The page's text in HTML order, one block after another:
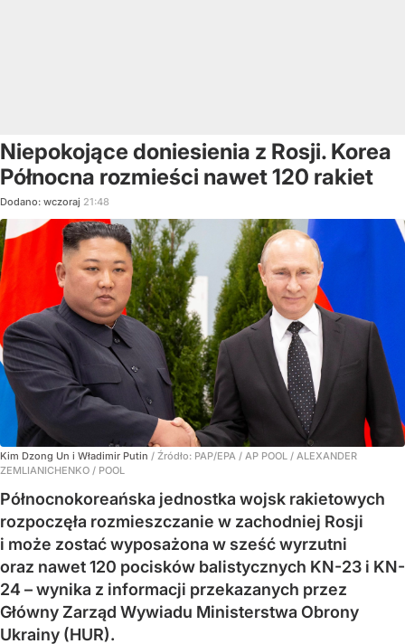
Niepokojące doniesienia z Rosji. Korea
Północna rozmieści nawet 120 rakiet
Dodano: wczoraj 21:48
Kim Dzong Un i Władimir Putin / Źródło: PAP/EPA / AP POOL / ALEXANDER
ZEMLIANICHENKO / POOL
Północnokoreańska jednostka wojsk rakietowych
rozpoczęła rozmieszczanie w zachodniej Rosji
i może zostać wyposażona w sześć wyrzutni
oraz nawet 120 pocisków balistycznych KN-23 i KN-
24 – wynika z informacji przekazanych przez
Główny Zarząd Wywiadu Ministerstwa Obrony
Ukrainy (HUR).